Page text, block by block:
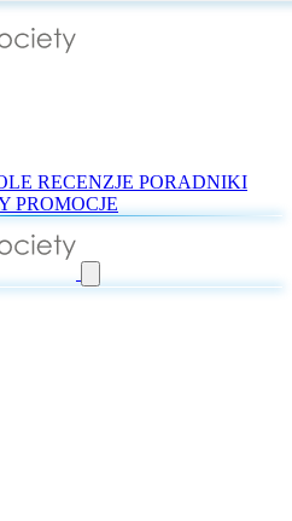
RECENZJE PORADNIKI
PROMOCJE